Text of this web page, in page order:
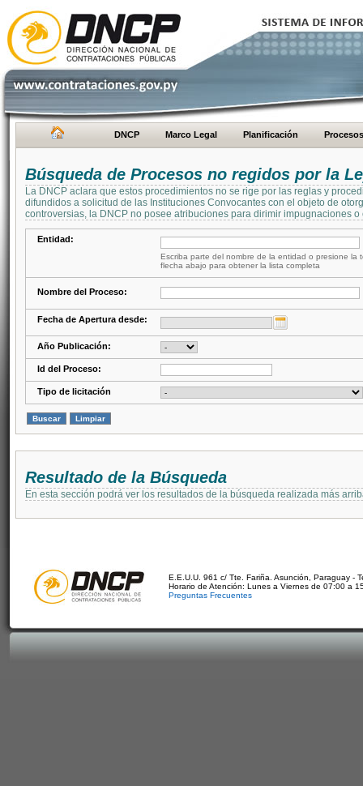
DNCP Marco Legal Planificación Procesos
Búsqueda de Procesos no regidos por la
La DNCP aclara que estos procedimientos no se rige por las reglas y
difundidos a solicitud de las Instituciones Convocantes con el objeto de
controversias, la DNCP no posee atribuciones para dirimir impugnaciones
Entidad:
Escriba parte del nombre de la entidad o presione la
flecha abajo para obtener la lista completa
Nombre del Proceso:
Fecha de Apertura desde:
Año Publicación:
Id del Proceso:
Tipo de licitación
Resultado de la Búsqueda
En esta sección podrá ver los resultados de la búsqueda realizada más
E.E.U.U. 961 c/ Tte. Fariña. Asunción, Paraguay -
Horario de Atención: Lunes a Viernes de 07:00 a
Preguntas Frecuentes